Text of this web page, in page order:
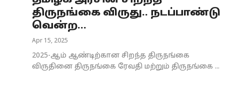
திருநங்கை விருது.. நடப்பாண்டு
வென்ற...
Apr 15, 2025
2025-ஆம் ஆண்டிற்கான சிறந்த திருநங்கை
விருதினை திருநங்கை ரேவதி மற்றும் திருநங்கை ...